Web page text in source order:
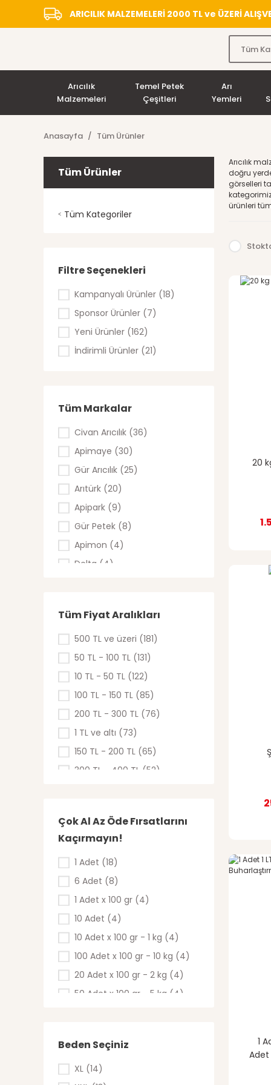
ARICILIK MALZEMELERİ 2000 TL ve ÜZERİ
Arıcılık
Malzemeleri
Temel Petek
Çeşitleri
Arı
Yemleri
Anasayfa Tüm Ürünler
Tüm Ürünler
Tüm Kategoriler
Filtre Seçenekleri
Kampanyalı Ürünler (18)
Sponsor Ürünler (7)
Yeni Ürünler (162)
İndirimli Ürünler (21)
Tüm Markalar
Civan Arıcılık (36)
Apimaye (30)
Gür Arıcılık (25)
Arıtürk (20)
Apipark (9)
Gür Petek (8)
Apimon (4)
Delta (4)
Lyson - Polonya (1)
Rapid (1)
Tüm Fiyat Aralıkları
500 TL ve üzeri (181)
50 TL - 100 TL (131)
10 TL - 50 TL (122)
100 TL - 150 TL (85)
200 TL - 300 TL (76)
1 TL ve altı (73)
150 TL - 200 TL (65)
300 TL - 400 TL (52)
Çok Al Az Öde Fırsatlarını
Kaçırmayın!
1 Adet (18)
6 Adet (8)
1 Adet x 100 gr (4)
10 Adet (4)
10 Adet x 100 gr - 1 kg (4)
100 Adet x 100 gr - 10 kg (4)
20 Adet x 100 gr - 2 kg (4)
50 Adet x 100 gr - 5 kg (4)
1 Litre (1)
10.000 adet (1)
Beden Seçiniz
XL (14)
Arıcılık
doğru
görselleri
ürünleri
20
1
Adet